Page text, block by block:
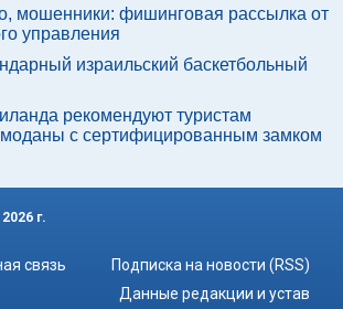
мошенники: фишинговая рассылка от
управления
израильский баскетбольный
рекомендуют туристам
с сертифицированным замком
г.
связь
Подписка на новости (RSS)
Данные редакции и устав